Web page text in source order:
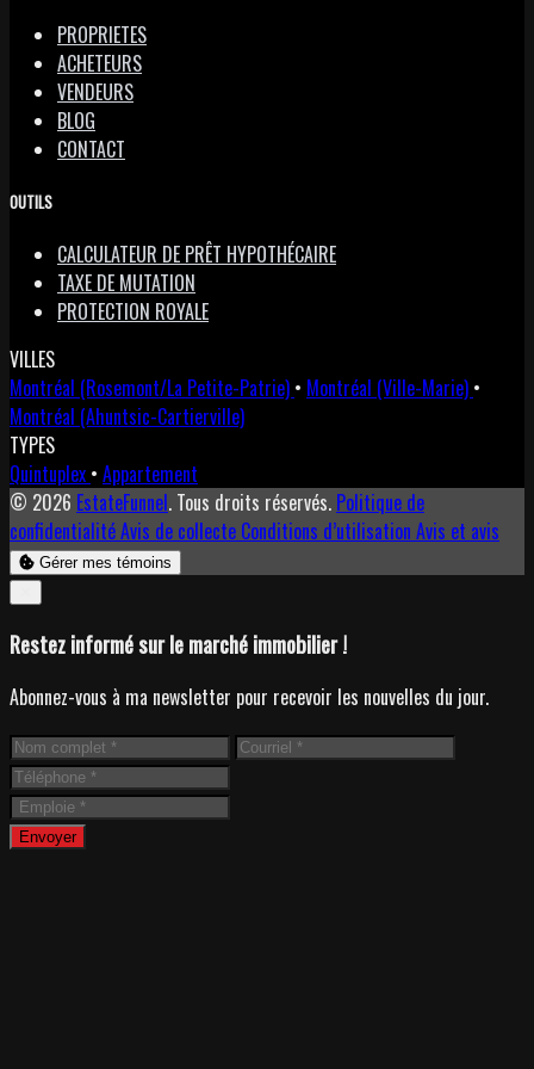
PROPRIETES
ACHETEURS
VENDEURS
BLOG
CONTACT
OUTILS
CALCULATEUR DE PRÊT HYPOTHÉCAIRE
TAXE DE MUTATION
PROTECTION ROYALE
VILLES
Montréal (Rosemont/La Petite-Patrie) • Montréal (Ville-Marie) •
Montréal (Ahuntsic-Cartierville)
TYPES
Quintuplex • Appartement
© 2026 EstateFunnel. Tous droits réservés. Politique de
confidentialitéAvis de collecte Conditions d’utilisation Avis et avis
Gérer mes témoins
Restez informé sur le marché immobilier !
Abonnez-vous à ma newsletter pour recevoir les nouvelles du jour.
Envoyer